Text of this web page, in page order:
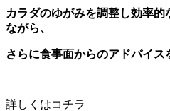
カラダのゆがみを調整し効率
ながら、
さらに食事面からのアドバイス
詳しくはコチラ